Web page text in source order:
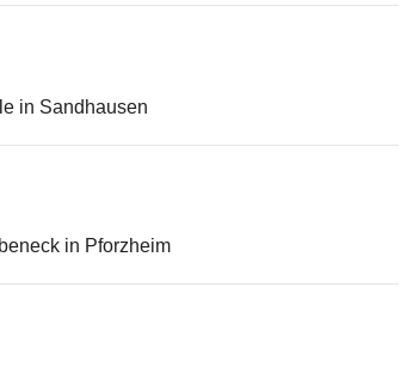
in Sandhausen
in Pforzheim